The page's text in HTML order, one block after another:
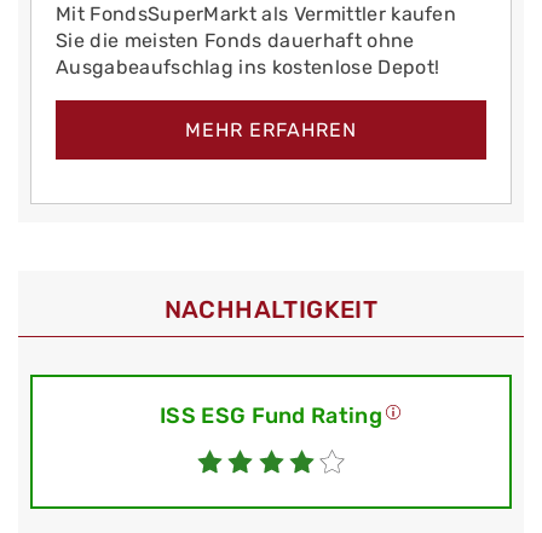
Mit FondsSuperMarkt als Vermittler kaufen
Sie die meisten Fonds dauerhaft ohne
Ausgabeaufschlag ins kostenlose Depot!
MEHR ERFAHREN
NACHHALTIGKEIT
ISS ESG Fund Rating